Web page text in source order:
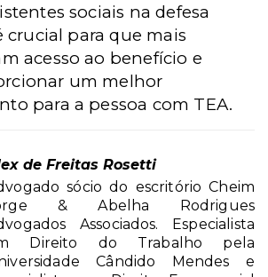
sociais na defesa
crucial para que mais
acesso ao benefício e
um melhor
para a pessoa com TEA.
de Freitas Rosetti
sócio do escritório Cheim
& Abelha Rodrigues
Associados. Especialista
Direito do Trabalho pela
Cândido Mendes e